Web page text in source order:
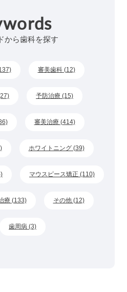
から歯科を探す
審美歯科 (12)
予防治療 (15)
審美治療 (414)
ホワイトニング (39)
マウスピース矯正 (110)
療 (133) その他 (12)
歯周病 (3)